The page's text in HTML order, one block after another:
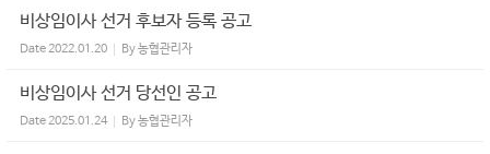
비상임이사 선거 후보자 등록 공고
Date2022.01.20 By농협관리자
비상임이사 선거 당선인 공고
Date2025.01.24 By농협관리자